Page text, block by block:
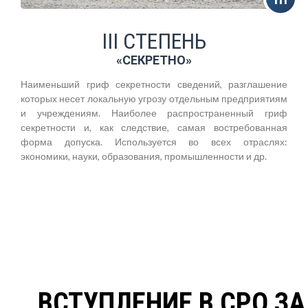
III СТЕПЕНЬ
«СЕКРЕТНО»
Наименьший гриф секретности сведений, разглашение
которых несет локальную угрозу отдельным предприятиям
и учреждениям. Наиболее распространенный гриф
секретности и, как следствие, самая востребованная
форма допуска. Используется во всех отраслях:
экономики, науки, образования, промышленности и др.